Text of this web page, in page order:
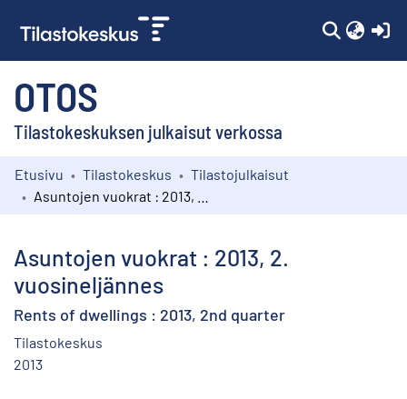
OTOS
Tilastokeskuksen julkaisut verkossa
Kokoelmat
Etusivu Tilastokeskus
Tilastojulkaisut
Asuntojen vuokrat : 2013, 2.
vuosineljännes
Rents of dwellings : 2013, 2nd quarter
Tilastokeskus
2013